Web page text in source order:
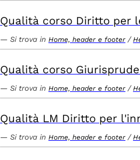
Qualità corso Diritto per
Si trova in Home, header e footer /
Qualità corso
Si trova in Home, header e footer /
Qualità LM Diritto per
Si trova in Home, header e footer /